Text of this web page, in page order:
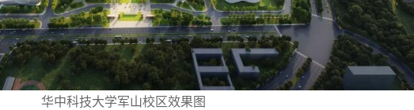
华中科技大学军山校区效果图